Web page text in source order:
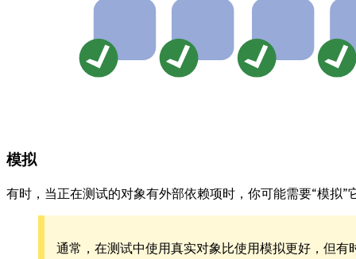
模拟
有时，当正在测试的对象有外部依赖项时，你可能需要“模拟
通常，在测试中使用真实对象比使用模拟更好，但